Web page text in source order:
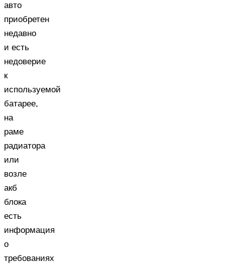
авто
приобретен
недавно
и есть
недоверие
к
используемой
батарее,
на
раме
радиатора
или
возле
акб
блока
есть
информация
о
требованиях